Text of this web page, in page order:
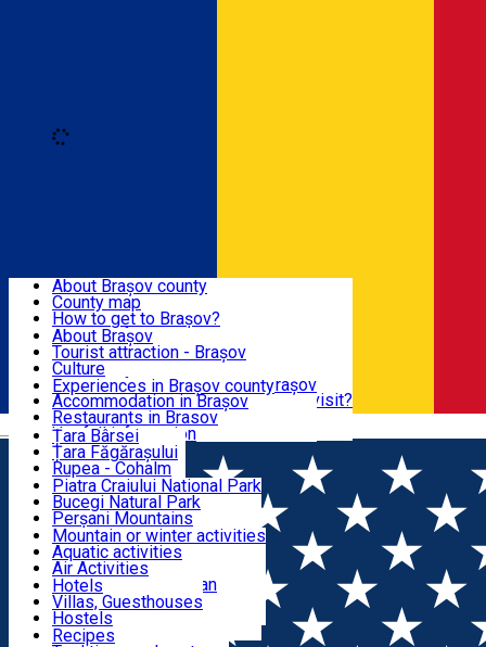
Română
BRAȘOV
EXPERIENCES
DESTINATIONS
NATURE
ACTIVE TOURISM
ACCOMMODATION
CULTURAL HERITAGE
About Brașov county
County map
How to get to Brașov?
Tourist Information Centers
Tourist Guides
Brașov Tourism Recommendations
Historical tourist attractions
What would a local recommend to visit?
Tourism news Brașov
Restaurants
About Brașov
Tourist attraction - Brașov
Culture
Tourist Information Center - Brașov
Accommodation in Brașov
Restaurants in Brasov
Usefull information
Experiences in Brașov county
Țara Bârsei
Țara Făgărașului
Rupea - Cohalm
ECO Destinations
Piatra Craiului National Park
Bucegi Natural Park
Perșani Mountains
Făgăraș Mountains
Postăvarul Peak
Măgura Codlei
Ciucaș Mountains
Protected areas
Other natural attractions
Speoturism
Mountain or winter activities
Aquatic activities
Air Activities
Adventure, Equestrian
Cycling, Running
Other activities
Hotels
Villas, Guesthouses
Hostels
Cottages
Recipes